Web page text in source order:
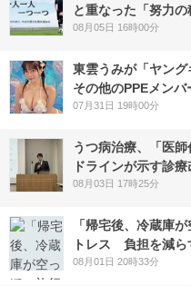
と重なった「努力の
08月05日 16時00分
東雲うみが「ヤング
その他のPPEメンバ
07月31日 19時00分
うつ病治療、「医
ドラインが示す診療
08月03日 17時25分
「帰宅後、冷蔵庫
トレス 負担を減ら
08月01日 20時33分